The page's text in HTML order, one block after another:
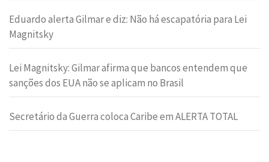
Eduardo alerta Gilmar e diz: Não há escapatória para Lei
Magnitsky
Lei Magnitsky: Gilmar afirma que bancos entendem que
sanções dos EUA não se aplicam no Brasil
Secretário da Guerra coloca Caribe em ALERTA TOTAL